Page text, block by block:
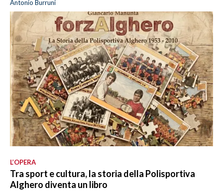
Antonio Burruni
L’OPERA
Tra sport e cultura, la storia della Polisportiva
Alghero diventa un libro